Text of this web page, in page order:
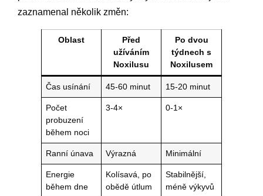
zaznamenal několik změn:
Oblast
Před
užíváním
Noxilusu
Po dvou
týdnech s
Noxilusem
Čas usínání 45-60 minut 15-20 minut
Počet
probuzení
během noci
3-4× 0-1×
Ranní únava Výrazná Minimální
Energie
během dne
Kolísavá, po
obědě útlum
Stabilnější,
méně výkyvů